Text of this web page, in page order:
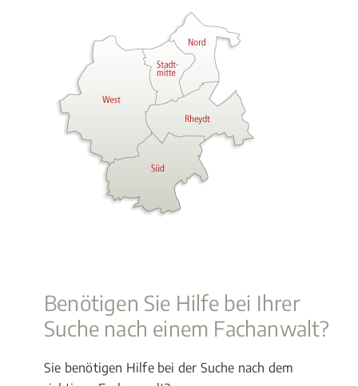
Benötigen Sie Hilfe bei Ihrer
Suche nach einem Fachanwalt?
Sie benötigen Hilfe bei der Suche nach dem